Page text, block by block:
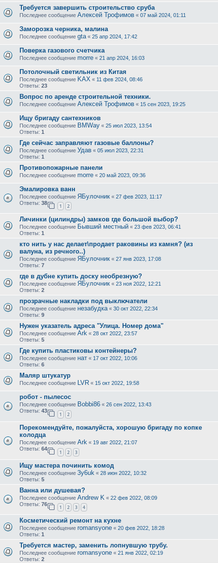
Требуется завершить строительство сруба
Последнее сообщение Алексей Трофимов « 07 май 2024, 01:11
Заморозка черника, малина
Последнее сообщение gta « 25 апр 2024, 17:42
Поверка газового счетчика
Последнее сообщение morre « 21 апр 2024, 16:03
Потолочный светильник из Китая
Последнее сообщение KAX « 11 фев 2024, 08:46
Ответы: 23
Вопрос по аренде строительной техники.
Последнее сообщение Алексей Трофимов « 15 сен 2023, 19:25
Ищу бригаду сантехников
Последнее сообщение BMWay « 25 июл 2023, 13:54
Ответы: 1
Где сейчас заправляют газовые баллоны?
Последнее сообщение Удав « 05 июл 2023, 22:31
Ответы: 1
Противопожарные панели
Последнее сообщение morre « 20 май 2023, 09:36
Эмалировка ванн
Последнее сообщение ЯБулочник « 27 фев 2023, 11:17
Ответы: 38
1 2
Личинки (цилиндры) замков где большой выбор?
Последнее сообщение Бывший местный « 23 фев 2023, 06:41
Ответы: 1
кто нить у нас делает\продает раковины из камня? (из
валуна, из речного..)
Последнее сообщение ЯБулочник « 27 янв 2023, 17:08
Ответы: 7
где в дубне купить доску необрезную?
Последнее сообщение ЯБулочник « 23 ноя 2022, 12:21
Ответы: 2
прозрачные накладки под выключатели
Последнее сообщение незабудка « 30 окт 2022, 22:34
Ответы: 9
Нужен указатель адреса "Улица. Номер дома"
Последнее сообщение Ark « 28 окт 2022, 23:57
Ответы: 5
Где купить пластиковы контейнеры?
Последнее сообщение нат « 17 окт 2022, 10:06
Ответы: 6
Маляр штукатур
Последнее сообщение LVR « 15 окт 2022, 19:58
робот - пылесос
Последнее сообщение Bobbi86 « 26 сен 2022, 13:43
Ответы: 43
1 2
Порекомендуйте, пожалуйста, хорошую бригаду по копке
колодца
Последнее сообщение Ark « 19 авг 2022, 21:07
Ответы: 64
1 2 3
Ищу мастера починить комод
Последнее сообщение 3y6uk « 28 июн 2022, 10:32
Ответы: 5
Ванна или душевая?
Последнее сообщение Andrew K « 22 фев 2022, 08:09
Ответы: 76
1 2 3 4
Косметический ремонт на кухне
Последнее сообщение romansyone « 20 фев 2022, 18:28
Ответы: 1
Требуется мастер, заменить лопнувшую трубу.
Последнее сообщение romansyone « 21 янв 2022, 02:19
Ответы: 2